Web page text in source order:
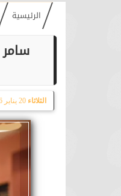
الرئيسية
الثلاثاء 20 يناير 2026